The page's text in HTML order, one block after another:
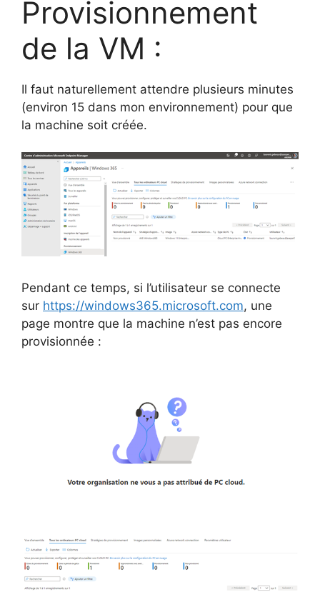
Provisionnement
de la VM :
Il faut naturellement attendre plusieurs minutes
(environ 15 dans mon environnement) pour que
la machine soit créée.
Pendant ce temps, si l’utilisateur se connecte
sur https://windows365.microsoft.com, une
page montre que la machine n’est pas encore
provisionnée :